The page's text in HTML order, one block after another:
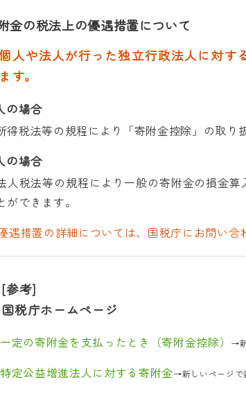
金の税法上の優遇措置について
人や法人が行った独立行政法人に対す
す。
の場合
得税法等の規程により「寄附金控除」の取り
の場合
人税法等の規程により一般の寄附金の損金
ができます。
遇措置の詳細については、国税庁にお問い合
[参考]
国税庁ホームページ
一定の寄附金を支払ったとき（寄附金控除） →
特定公益増進法人に対する寄附金→新しいページで